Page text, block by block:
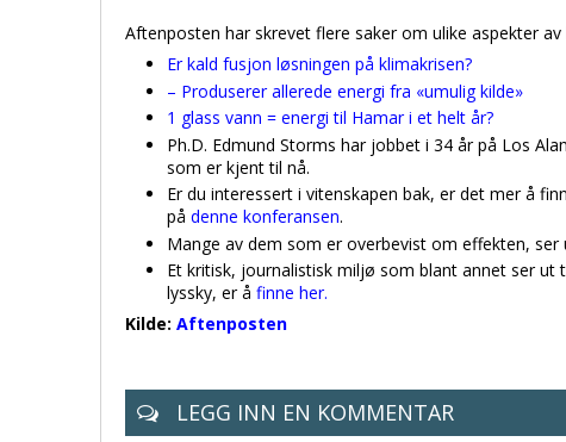
Aftenposten har skrevet flere saker om ulike aspekter av
Er kald fusjon løsningen på klimakrisen?
– Produserer allerede energi fra «umulig kilde»
1 glass vann = energi til Hamar i et helt år?
Ph.D. Edmund Storms har jobbet i 34 år på Los
som er kjent til nå.
Er du interessert i vitenskapen bak, er det mer å
på denne konferansen.
Mange av dem som er overbevist om effekten, ser
Et kritisk, journalistisk miljø som blant annet ser
lyssky, er å finne her.
Kilde: Aftenposten
LEGG INN EN KOMMENTAR